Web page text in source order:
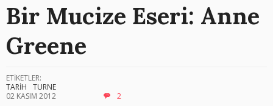
Bir Mucize Eseri: Anne
Greene
ETİKETLER:
TARİH
TURNE
02 KASIM 2012
2